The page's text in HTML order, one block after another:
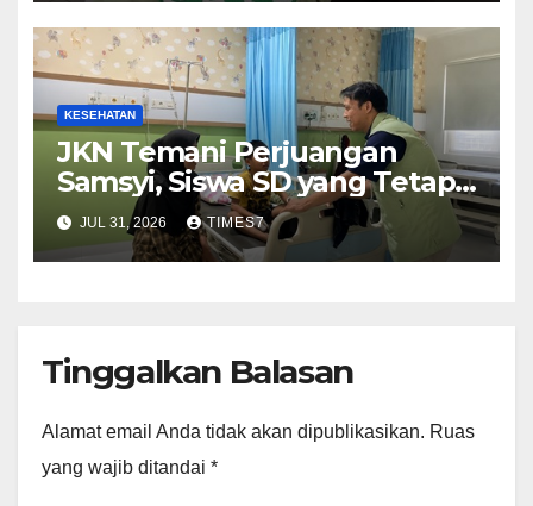
KESEHATAN
JKN Temani Perjuangan
Samsyi, Siswa SD yang Tetap
Semangat Raih Mimpi
JUL 31, 2026 TIMES7
Tinggalkan Balasan
Alamat email Anda tidak akan dipublikasikan. Ruas
yang wajib ditandai *